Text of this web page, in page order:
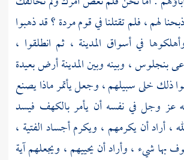
لهم ، فلم تقتلنا في قوم مردة ؟ قد ذهبوا
في أسواق المدينة ، ثم انطلقوا ،
بنجلوس ، وبينه وبين المدينة أرض بعيدة
ذلك خلى سبيلهم ، وجعل يأتمر ماذا يصنع
عز وجل في نفسه أن يأمر بالكهف فيسد
، أراد أن يكرمهم ، ويكرم أجساد الفتية ،
بها شيء ، وأراد أن يحييهم ، ويجعلهم آية